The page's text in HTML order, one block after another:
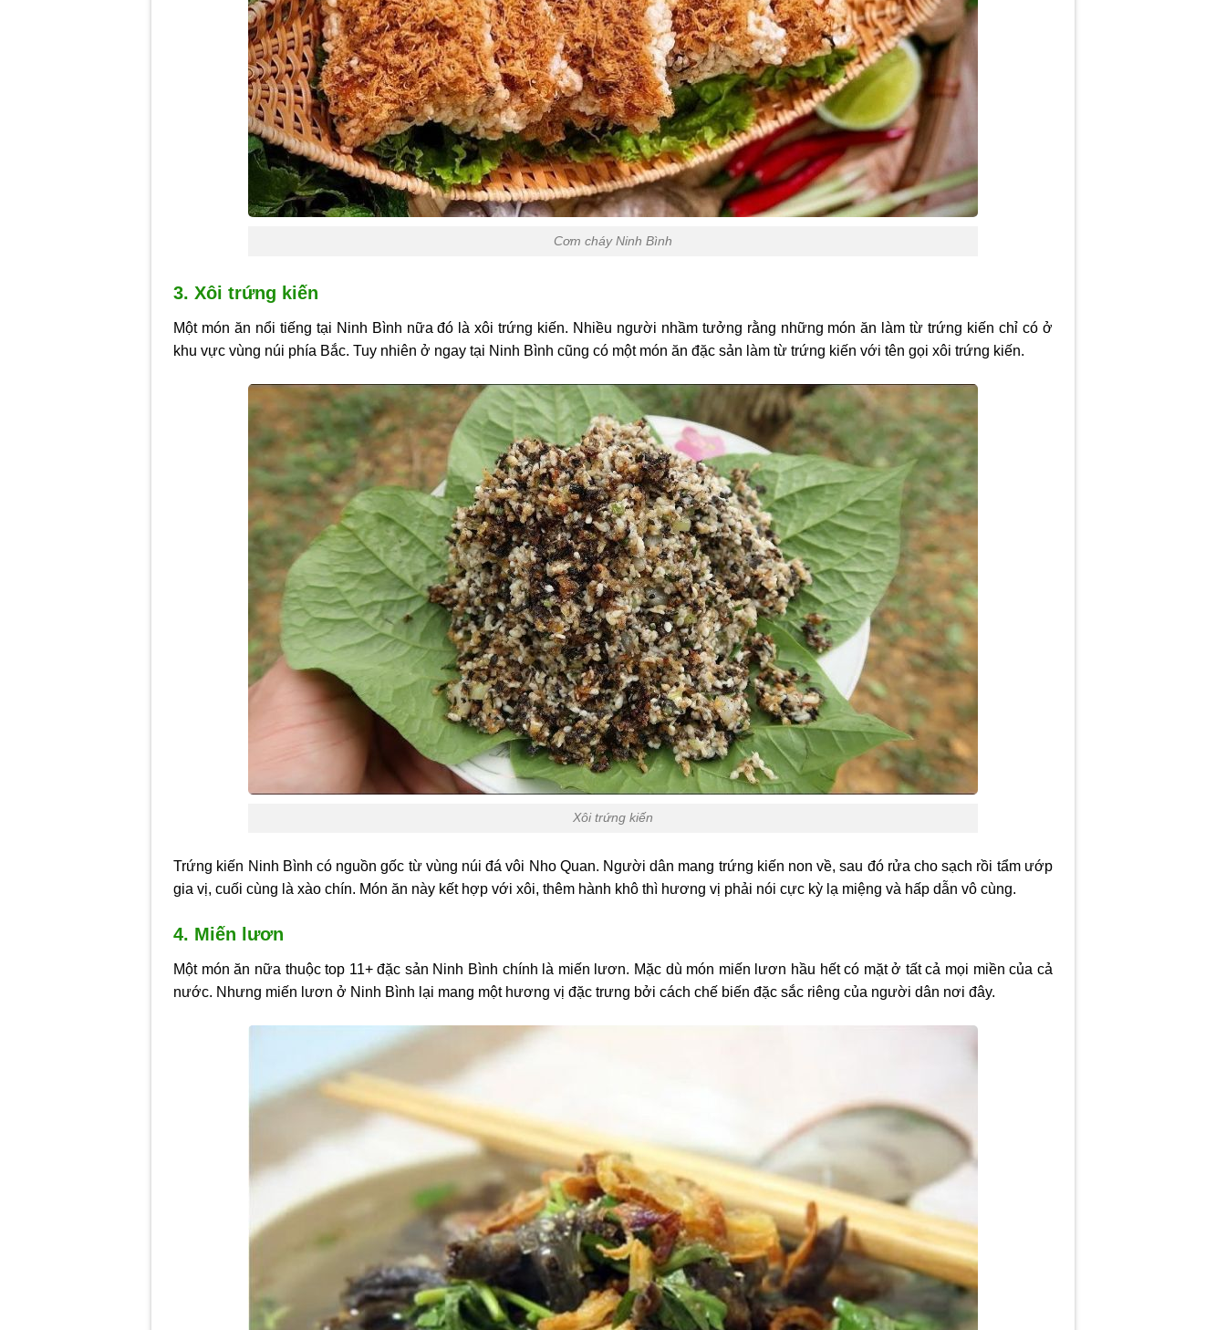
Cơm cháy Ninh Bình
3. Xôi trứng kiến
Một món ăn nổi tiếng tại Ninh Bình nữa đó là xôi trứng kiến. Nhiều người nhầm tưởng rằng những món ăn làm từ trứng kiến chỉ có ở
khu vực vùng núi phía Bắc. Tuy nhiên ở ngay tại Ninh Bình cũng có một món ăn đặc sản làm từ trứng kiến với tên gọi xôi trứng kiến.
Xôi trứng kiến
Trứng kiến Ninh Bình có nguồn gốc từ vùng núi đá vôi Nho Quan. Người dân mang trứng kiến non về, sau đó rửa cho sạch rồi tẩm ướp
gia vị, cuối cùng là xào chín. Món ăn này kết hợp với xôi, thêm hành khô thì hương vị phải nói cực kỳ lạ miệng và hấp dẫn vô cùng.
4. Miến lươn
Một món ăn nữa thuộc top 11+ đặc sản Ninh Bình chính là miến lươn. Mặc dù món miến lươn hầu hết có mặt ở tất cả mọi miền của cả
nước. Nhưng miến lươn ở Ninh Bình lại mang một hương vị đặc trưng bởi cách chế biến đặc sắc riêng của người dân nơi đây.